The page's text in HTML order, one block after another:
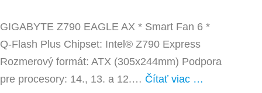
GIGABYTE Z790 EAGLE AX * Smart Fan 6 *
Q-Flash Plus Chipset: Intel® Z790 Express
Rozmerový formát: ATX (305x244mm) Podpora
pre procesory: 14., 13. a 12.… Čítať viac …